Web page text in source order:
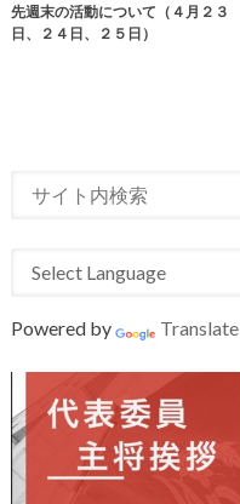
先週末の活動について（４月２３
日、２４日、２５日）
Powered by Translate